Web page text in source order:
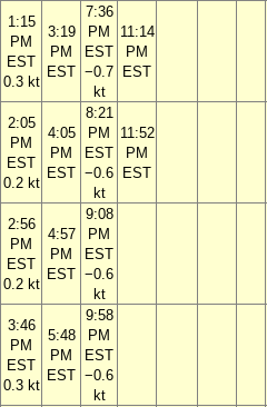
1:15
PM
EST
0.3 kt
3:19
PM
EST
7:36
PM
EST
−0.7
kt
11:14
PM
EST
2:05
PM
EST
0.2 kt
4:05
PM
EST
8:21
PM
EST
−0.6
kt
11:52
PM
EST
2:56
PM
EST
0.2 kt
4:57
PM
EST
9:08
PM
EST
−0.6
kt
3:46
PM
EST
0.3 kt
5:48
PM
EST
9:58
PM
EST
−0.6
kt